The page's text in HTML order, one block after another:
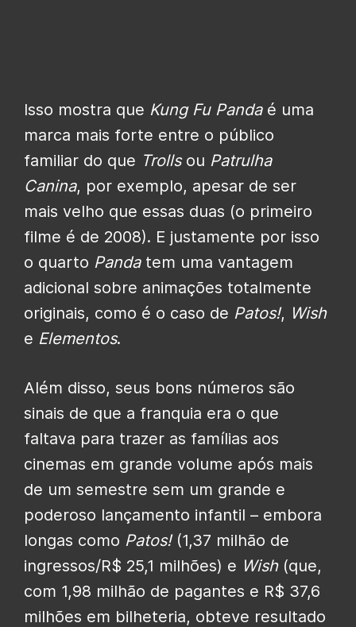
Isso mostra que Kung Fu Pandaé uma
marca mais forte entre o público
familiar do que Trollsou Patrulha
Canina, por exemplo, apesar de ser
mais velho que essas duas (o primeiro
filme é de 2008). E justamente por isso
o quarto Pandatem uma vantagem
adicional sobre animações totalmente
originais, como é o caso de Patos!, Wish
e Elementos.
Além disso, seus bons números são
sinais de que a franquia era o que
faltava para trazer as famílias aos
cinemas em grande volume após mais
de um semestre sem um grande e
poderoso lançamento infantil – embora
longas como Patos!(1,37 milhão de
ingressos/R$ 25,1 milhões) e Wish(que,
com 1,98 milhão de pagantes e R$ 37,6
milhões em bilheteria, obteve resultado